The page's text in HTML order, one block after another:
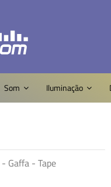
Som Iluminação
Gaffa - Tape